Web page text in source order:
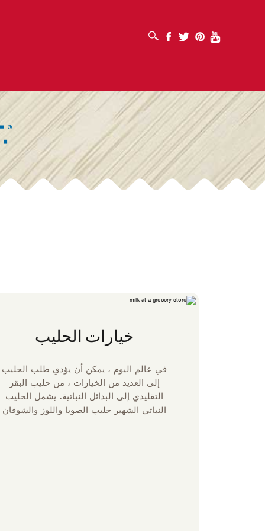
افتح مربع البحثFacebook TwitterPinterestYoutube
خيارات الحليب
في عالم اليوم ، يمكن أن يؤدي طلب الحليب
إلى العديد من الخيارات ، من حليب البقر
التقليدي إلى البدائل النباتية. يشمل الحليب
النباتي الشهير حليب الصويا واللوز والشوفان